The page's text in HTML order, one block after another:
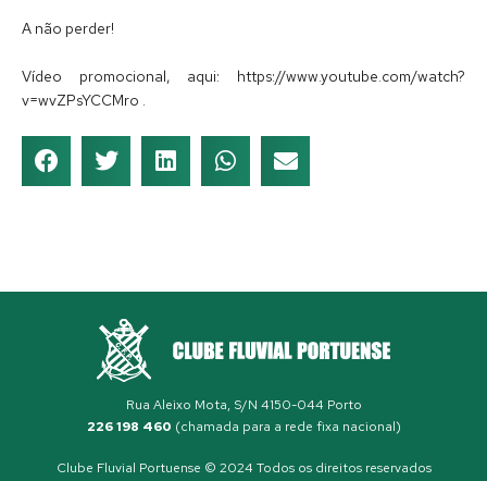
A não perder!
Vídeo promocional, aqui: https://www.youtube.com/watch?
v=wvZPsYCCMro .
Rua Aleixo Mota, S/N 4150-044 Porto
226 198 460 (chamada para a rede fixa nacional)
Clube Fluvial Portuense © 2024 Todos os direitos reservados